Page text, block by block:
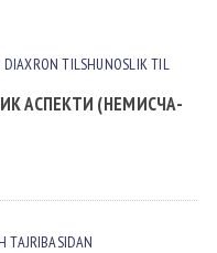
TILSHUNOSLIKTIL
АСПЕКТИ (НЕМИСЧА-
TАJRIBАSIDАN